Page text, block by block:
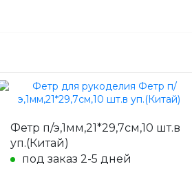
Фетр п/э,1мм,21*29,7см,10 шт.в
уп.(Китай)
под заказ 2-5 дней